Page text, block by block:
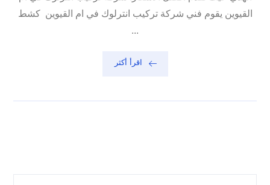
القيوين يقوم فني شركة تركيب انترلوك في ام القيوين كشط
...
اقرأ أكثر